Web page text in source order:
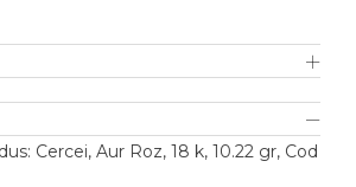
Cercei, Aur Roz, 18 k, 10.22 gr, Cod